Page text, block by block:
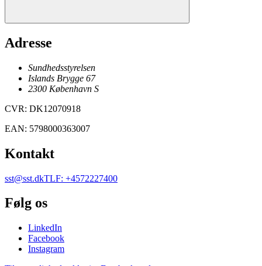
Adresse
Sundhedsstyrelsen
Islands Brygge 67
2300 København S
CVR: DK12070918
EAN: 5798000363007
Kontakt
sst@sst.dkTLF: +4572227400
Følg os
LinkedIn
Facebook
Instagram